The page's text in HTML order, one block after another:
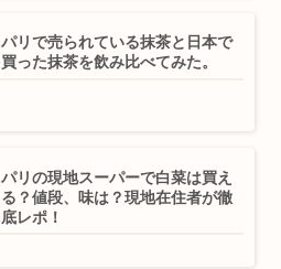
パリで売られている抹茶と日本で
買った抹茶を飲み比べてみた。
パリの現地スーパーで白菜は買え
る？値段、味は？現地在住者が徹
底レポ！